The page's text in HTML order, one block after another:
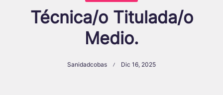
Técnica/o Titulada/o
Medio.
Sanidadcobas Dic 16, 2025